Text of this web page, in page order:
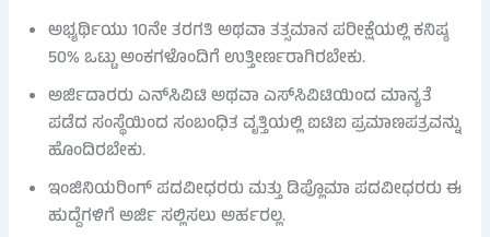
ಅಭ್ಯರ್ಥಿಯು 10ನೇ ತರಗತಿ ಅಥವಾ ತತ್ಸಮಾನ ಪರೀಕ್ಷೆಯಲ್ಲಿ ಕನಿಷ್ಠ
50% ಒಟ್ಟು ಅಂಕಗಳೊಂದಿಗೆ ಉತ್ತೀರ್ಣರಾಗಿರಬೇಕು.
ಅರ್ಜಿದಾರರು ಎನ್‌ಸಿವಿಟಿ ಅಥವಾ ಎಸ್‌ಸಿವಿಟಿಯಿಂದ ಮಾನ್ಯತೆ
ಪಡೆದ ಸಂಸ್ಥೆಯಿಂದ ಸಂಬಂಧಿತ ವೃತ್ತಿಯಲ್ಲಿ ಐಟಿಐ ಪ್ರಮಾಣಪತ್ರವನ್ನು
ಹೊಂದಿರಬೇಕು.
ಇಂಜಿನಿಯರಿಂಗ್ ಪದವೀಧರರು ಮತ್ತು ಡಿಪ್ಲೊಮಾ ಪದವೀಧರರು ಈ
ಹುದ್ದೆಗಳಿಗೆ ಅರ್ಜಿ ಸಲ್ಲಿಸಲು ಅರ್ಹರಲ್ಲ.